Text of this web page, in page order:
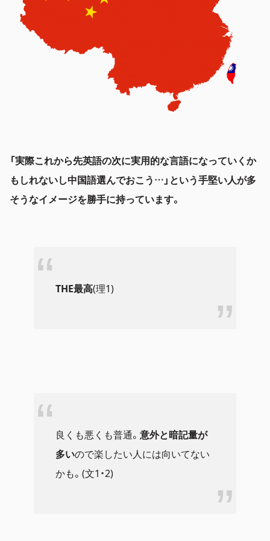
「実際これから先英語の次に実用的な言語になっていくか
もしれないし中国語選んでおこう…」という手堅い人が多
そうなイメージを勝手に持っています。
THE最高(理1)
良くも悪くも普通。 意外と暗記量が
多いので楽したい人には向いてない
かも。(文1・2)